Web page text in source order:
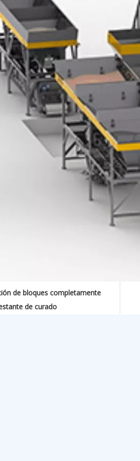
de bloques completamente
de curado